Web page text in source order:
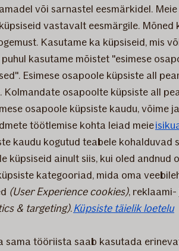
või sarnastel eesmärkidel.
vastavalt eesmärgile.
Kasutame ka küpsiseid, mis
kasutame mõistet "esimese
Esimese osapoole küpsiste all
Kolmandate osapoolte küpsiste all
osapoole küpsiste kaudu,
töötlemise kohta leiad meie
kaudu kogutud teabele
küpsiseid ainult siis, kui oled
kategooriad, mida oma
(User Experience cookies),
& targeting).Küpsiste täielik loetelu
sama tööriista saab kasutada